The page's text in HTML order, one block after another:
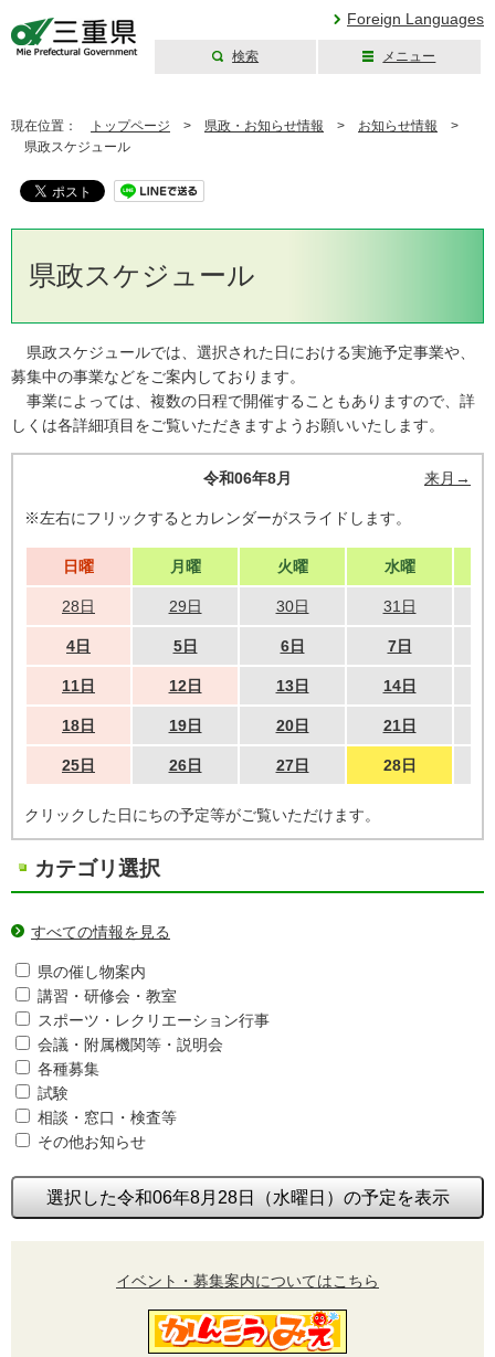
Foreign Languages
検索 メニュー
現在位置： トップページ > 県政・お知らせ情報 > お知らせ情報 >
県政スケジュール
県政スケジュール
県政スケジュールでは、選択された日における実施予定事業や、
募集中の事業などをご案内しております。
事業によっては、複数の日程で開催することもありますので、詳
しくは各詳細項目をご覧いただきますようお願いいたします。
令和06年8月 来月→
※左右にフリックするとカレンダーがスライドします。
日曜 月曜 火曜 水曜
28日 29日 30日 31日
4日 5日 6日 7日
11日 12日 13日 14日
18日 19日 20日 21日
25日 26日 27日 28日
クリックした日にちの予定等がご覧いただけます。
カテゴリ選択
すべての情報を見る
県の催し物案内
講習・研修会・教室
スポーツ・レクリエーション行事
会議・附属機関等・説明会
各種募集
試験
相談・窓口・検査等
その他お知らせ
選択した令和06年8月28日（水曜日）の予定を表示
イベント・募集案内についてはこちら